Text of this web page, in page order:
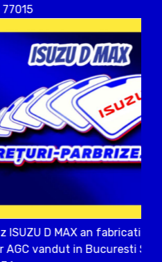
an fabricatien 2018
Bucuresti SECTOR 2 cod